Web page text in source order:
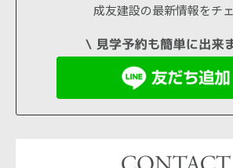
成友建設の最新情報をチ